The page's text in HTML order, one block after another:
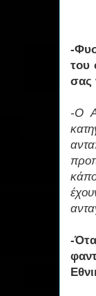
-
του
σας
-Ο
-